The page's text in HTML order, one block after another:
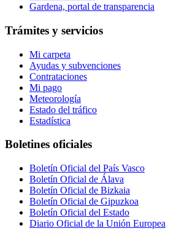
Gardena, portal de transparencia
Trámites y servicios
Mi carpeta
Ayudas y subvenciones
Contrataciones
Mi pago
Meteorología
Estado del tráfico
Estadística
Boletines oficiales
Boletín Oficial del País Vasco
Boletín Oficial de Álava
Boletín Oficial de Bizkaia
Boletín Oficial de Gipuzkoa
Boletín Oficial del Estado
Diario Oficial de la Unión Europea